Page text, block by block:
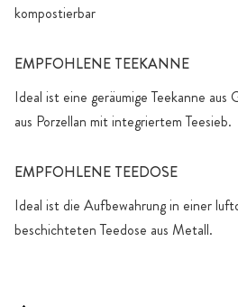
kompostierbar
EMPFOHLENE TEEKANNE
Ideal ist eine geräumige Teekanne aus
aus Porzellan mit integriertem Teesieb.
EMPFOHLENE TEEDOSE
Ideal ist die Aufbewahrung in einer
beschichteten Teedose aus Metall.